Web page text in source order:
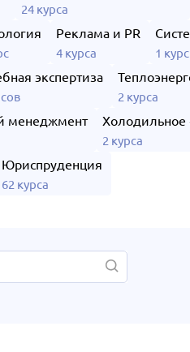
24 курса
Реклама и PR
4 курса 1 курс
экспертиза
2 курса
менеджмент Холодильное
2 курса
Юриспруденция
62 курса